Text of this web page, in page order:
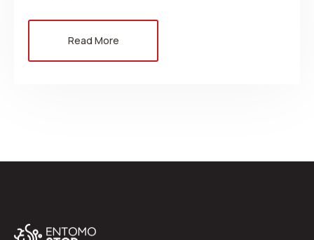
Read More